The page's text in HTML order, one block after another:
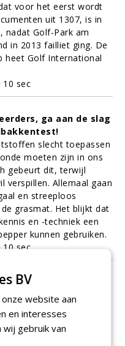
voor het eerst wordt
uit 1307, is in
nadat Golf-Park am
in 2013 failliet ging. De
heet Golf International
10 sec
ga aan de slag
slecht toepassen
moeten zijn in ons
gebeurt dit, terwijl
verspillen. Allemaal gaan
en streeploos
grasmat. Het blijkt dat
en -techniek een
kunnen gebruiken.
10 sec
met 'nieuw'
op Golfbaan
Heicomen
een project dat zou
BV
website aan
en interesses
wij gebruik van